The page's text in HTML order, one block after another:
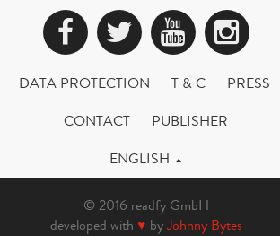
Facebook
Twitter
DATA PROTECTION T & C
PRESS
CONTACT
PUBLISHER
ENGLISH
© 2016 readfy GmbH
developed with ♥ byJohnny Bytes